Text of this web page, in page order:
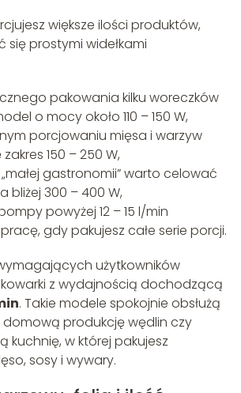
większe ilości produktów,
się prostymi widełkami
pakowania kilku woreczków
o mocy około 110 – 150 W,
porcjowaniu mięsa i warzyw
150 – 250 W,
gastronomii” warto celować
bliżej 300 – 400 W,
powyżej 12 – 15 l/min
gdy pakujesz całe serie porcji.
użytkowników
z wydajnością dochodzącą
. Takie modele spokojnie obsłużą
domową produkcję wędlin czy
kuchnię, w której pakujesz
sosy i wywary.